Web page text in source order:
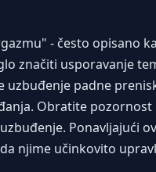
- često opisano
značiti usporavanje
uzbuđenje padne
Obratite
Ponavljajući
njime učinkovito